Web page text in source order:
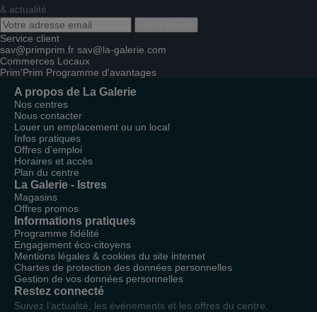
& actualité.
Service client
sav@primprim.fr sav@la-galerie.com
Commerces Locaux
Prim'Prim Programme d'avantages
A propos de La Galerie
Nos centres
Nous contacter
Louer un emplacement ou un local
Infos pratiques
Offres d’emploi
Horaires et accès
Plan du centre
La Galerie - Istres
Magasins
Offres promos
Informations pratiques
Programme fidélité
Engagement éco-citoyens
Mentions légales & cookies du site internet
Chartes de protection des données personnelles
Gestion de vos données personnelles
Restez connecté
Suivez l’actualité, les événements et les offres du centre.